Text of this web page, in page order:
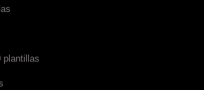
plantillas